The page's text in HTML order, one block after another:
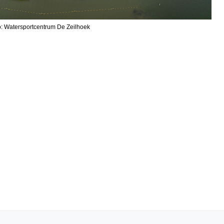
Watersportcentrum De Zeilhoek